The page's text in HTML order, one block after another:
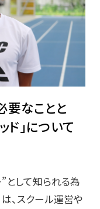
要なことと
ド」について
して知られる為
、スクール運営や